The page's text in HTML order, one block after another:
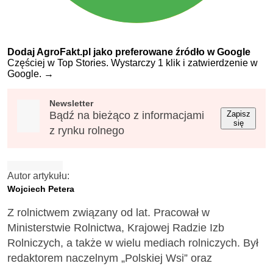
Dodaj AgroFakt.pl jako preferowane źródło w Google
Częściej w Top Stories. Wystarczy 1 klik i zatwierdzenie w
Google. →
Newsletter
Bądź na bieżąco z informacjami
z rynku rolnego
Zapisz
się
Autor artykułu:
Wojciech Petera
Z rolnictwem związany od lat. Pracował w
Ministerstwie Rolnictwa, Krajowej Radzie Izb
Rolniczych, a także w wielu mediach rolniczych. Był
redaktorem naczelnym „Polskiej Wsi” oraz